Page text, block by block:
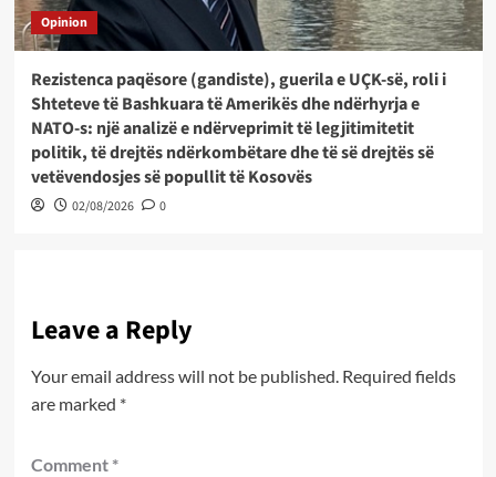
Opinion
Rezistenca paqësore (gandiste), guerila e UÇK-së, roli i
Shteteve të Bashkuara të Amerikës dhe ndërhyrja e
NATO-s: një analizë e ndërveprimit të legjitimitetit
politik, të drejtës ndërkombëtare dhe të së drejtës së
vetëvendosjes së popullit të Kosovës
02/08/2026 0
Leave a Reply
Your email address will not be published. Required fields
are marked *
Comment *